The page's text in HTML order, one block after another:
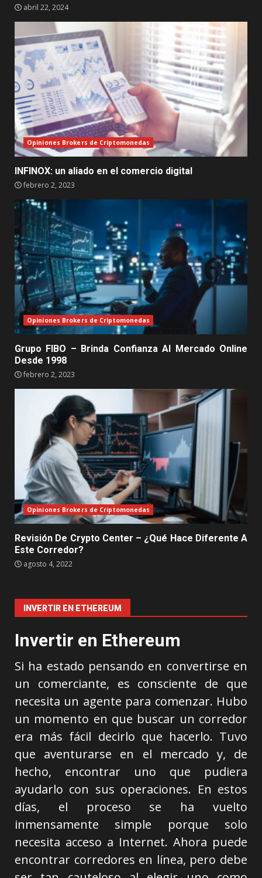
abril 22, 2024
Opiniones Brokers de Criptomonedas
INFINOX: un aliado en el comercio digital
febrero 2, 2023
Opiniones Brokers de Criptomonedas
Grupo FIBO – Brinda Confianza Al Mercado Online
Desde 1998
febrero 2, 2023
Opiniones Brokers de Criptomonedas
Revisión De Crypto Center – ¿Qué Hace Diferente A
Este Corredor?
agosto 4, 2022
INVERTIR EN ETHEREUM
Invertir en Ethereum
Si ha estado pensando en convertirse en
un comerciante, es consciente de que
necesita un agente para comenzar. Hubo
un momento en que buscar un corredor
era más fácil decirlo que hacerlo. Tuvo
que aventurarse en el mercado y, de
hecho, encontrar uno que pudiera
ayudarlo con sus operaciones. En estos
días, el proceso se ha vuelto
inmensamente simple porque solo
necesita acceso a Internet. Ahora puede
encontrar corredores en línea, pero debe